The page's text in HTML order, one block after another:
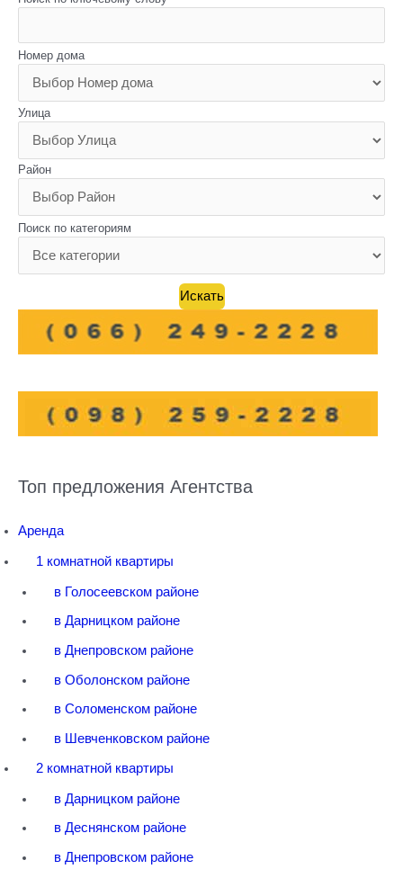
Номер дома
Улица
Район
Поиск по категориям
Топ предложения Агентства
Аренда
1 комнатной квартиры
в Голосеевском районе
в Дарницком районе
в Днепровском районе
в Оболонском районе
в Соломенском районе
в Шевченковском районе
2 комнатной квартиры
в Дарницком районе
в Деснянском районе
в Днепровском районе